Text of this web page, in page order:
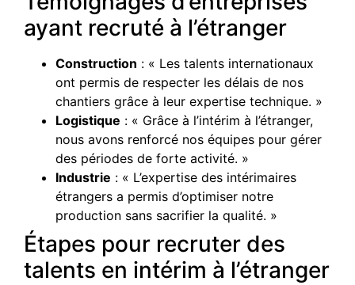
ayant recruté à l’étranger
Construction : « Les talents internationaux
ont permis de respecter les délais de nos
chantiers grâce à leur expertise technique. »
Logistique : « Grâce à l’intérim à l’étranger,
nous avons renforcé nos équipes pour gérer
des périodes de forte activité. »
Industrie : « L’expertise des intérimaires
étrangers a permis d’optimiser notre
production sans sacrifier la qualité. »
Étapes pour recruter des
talents en intérim à l’étranger